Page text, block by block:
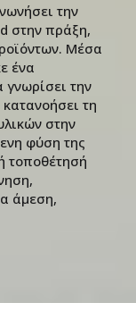
την
στην πράξη,
Μέσα
ένα
την
τη
στην
φύση της
τοποθέτησή
άμεση,